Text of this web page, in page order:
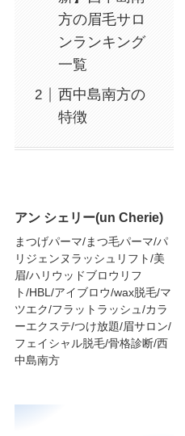
方の眉毛サロ
ンランキング
一覧
西中島南方の
特徴
アン シェリー(un Cherie)
まつげパーマ/まつ毛パーマ/パ
リジェンヌラッシュリフト/美
眉/ハリウッドブロウリフ
ト/HBL/アイブロウ/wax脱毛/マ
ツエク/フラットラッシュ/カラ
ーエクステ/つけ放題/眉サロン/
フェイシャル脱毛/骨格診断/西
中島南方